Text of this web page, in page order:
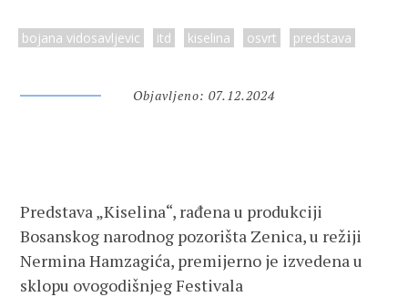
bojana vidosavljevic itd kiselina osvrt predstava
Objavljeno: 07.12.2024
Predstava „Kiselina“, rađena u produkciji
Bosanskog narodnog pozorišta Zenica, u režiji
Nermina Hamzagića, premijerno je izvedena u
sklopu ovogodišnjeg Festivala